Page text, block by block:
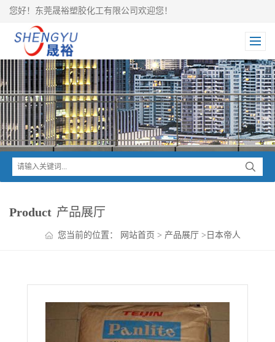
您好！东莞晟裕塑胶化工有限公司欢迎您！
Product 产品展厅
您当前的位置： 网站首页 > 产品展厅 > 日本帝人